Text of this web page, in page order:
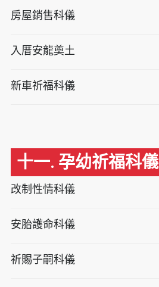
房屋銷售科儀
入厝安龍奠土
新車祈福科儀
十一. 孕幼祈福科儀
改制性情科儀
安胎護命科儀
祈賜子嗣科儀